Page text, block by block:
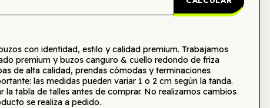
con identidad, estilo y calidad premium. Trabajamos
premium y buzos canguro & cuello redondo de friza
de alta calidad, prendas cómodas y terminaciones
las medidas pueden variar 1 o 2 cm según la tanda.
la tabla de talles antes de comprar. No realizamos cambios
se realiza a pedido.